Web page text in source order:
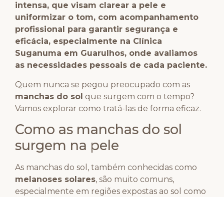
intensa, que visam clarear a pele e
uniformizar o tom, com acompanhamento
profissional para garantir segurança e
eficácia, especialmente na Clínica
Suganuma em Guarulhos, onde avaliamos
as necessidades pessoais de cada paciente.
Quem nunca se pegou preocupado com as
manchas do sol que surgem com o tempo?
Vamos explorar como tratá-las de forma eficaz.
Como as manchas do sol
surgem na pele
As manchas do sol, também conhecidas como
melanoses solares, são muito comuns,
especialmente em regiões expostas ao sol como